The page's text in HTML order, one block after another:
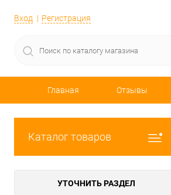
Вход Регистрация
Главная Отзывы
Каталог товаров
УТОЧНИТЬ РАЗДЕЛ